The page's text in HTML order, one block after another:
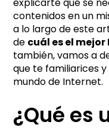
contenidos en un
a lo largo de este
de cuál es el
también, vamos a
que te familiarices
mundo de Internet.
¿Qué es